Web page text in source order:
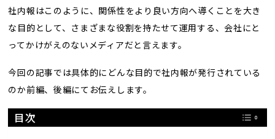
社内報はこのように、関係性をより良い方向へ導くことを大き
な目的として、さまざまな役割を持たせて運用する、会社にと
ってかけがえのないメディアだと言えます。
今回の記事では具体的にどんな目的で社内報が発行されている
のか前編、後編にてお伝えします。
目次